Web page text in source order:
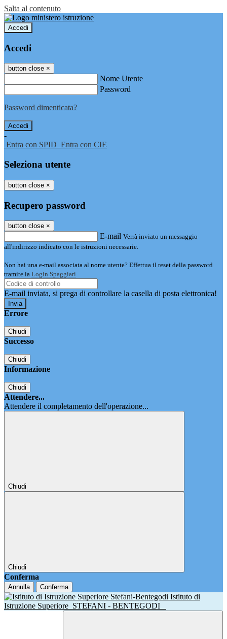
Salta al contenuto
Accedi
Accedi
button close ×
Nome Utente
Password
Password dimenticata?
-
Entra con SPID Entra con CIE
Seleziona utente
button close ×
Recupero password
button close ×
E-mail Verrà inviato un messaggio
all'indirizzo indicato con le istruzioni necessarie.
Non hai una e-mail associata al nome utente? Effettua il reset della password
tramite la Login Spaggiari
E-mail inviata, si prega di controllare la casella di posta elettronica!
Errore
Chiudi
Successo
Chiudi
Informazione
Chiudi
Attendere...
Attendere il completamento dell'operazione...
Chiudi
Chiudi
Conferma
Annulla Conferma
Istituto di
Istruzione Superiore STEFANI - BENTEGODI